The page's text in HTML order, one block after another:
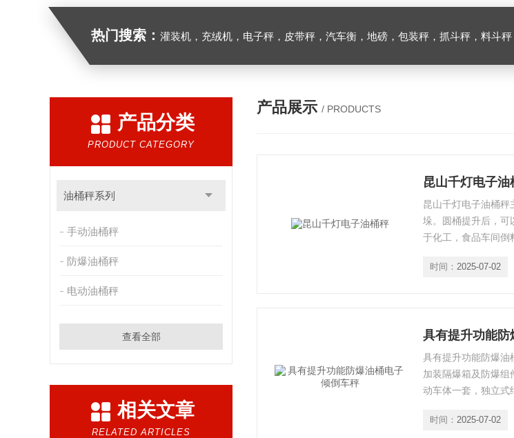
热门搜索： 灌装机，充绒机，电子秤，皮带秤，汽车衡，地磅，包装秤，抓斗秤，料斗秤
产品分类
PRODUCT CATEGORY
油桶秤系列
手动油桶秤
防爆油桶秤
电动油桶秤
查看全部
相关文章
RELATED ARTICLES
产品展示 / PRODUCTS
昆山千灯电子油
昆山千灯电子油桶秤​
垛。圆桶提升后，可
于化工，食品车间倒
时间： 2025-07-02
具有提升功能
具有提升功能防爆油
加装隔爆箱及防爆
动车体一套，独立式
求可定制。
时间： 2025-07-02